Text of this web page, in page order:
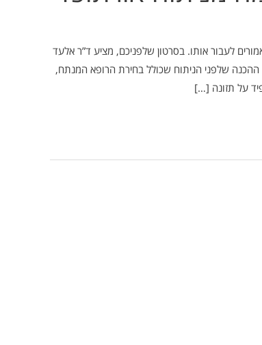
לעבור אותו. בסרטון שלפניכם, מציע ד”ר אלעד
ההכנה שלפני הניתוח שכולל בחירת הרופא המנתח,
על תזונה […]